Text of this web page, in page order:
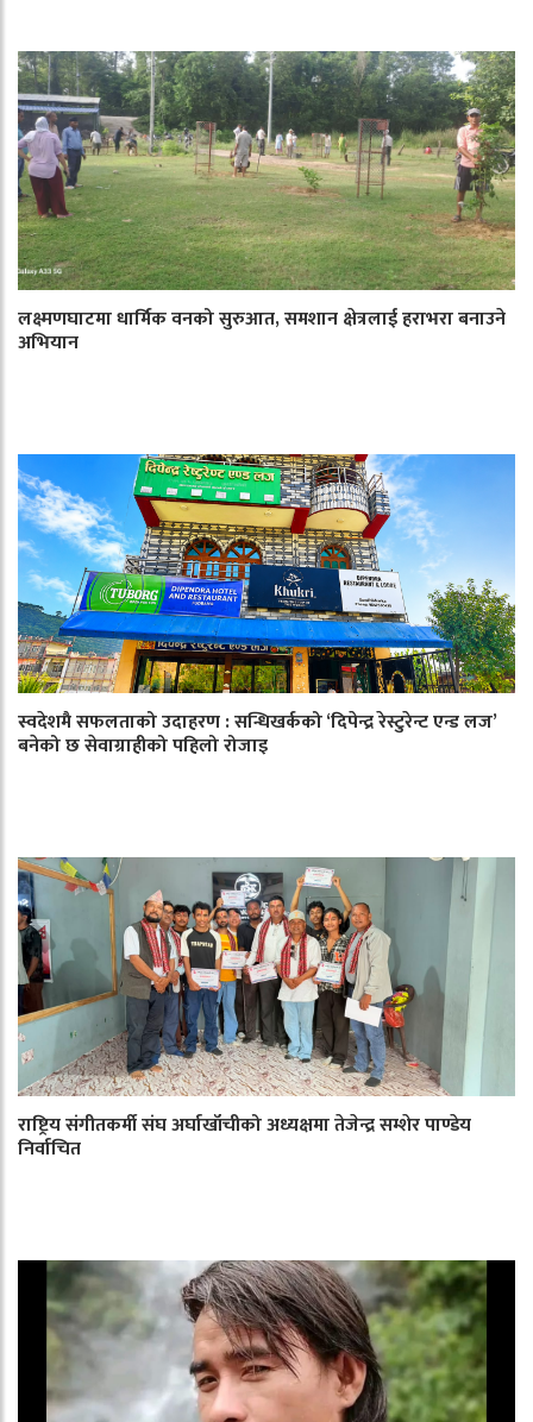
लक्ष्मणघाटमा धार्मिक वनको सुरुआत, समशान क्षेत्रलाई हराभरा बनाउने
अभियान
स्वदेशमै सफलताको उदाहरण : सन्धिखर्कको ‘दिपेन्द्र रेस्टुरेन्ट एन्ड लज’
बनेको छ सेवाग्राहीको पहिलो रोजाइ
राष्ट्रिय संगीतकर्मी संघ अर्घाखाँचीको अध्यक्षमा तेजेन्द्र सम्शेर पाण्डेय
निर्वाचित